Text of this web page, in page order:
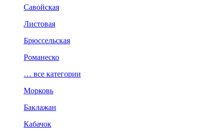
Савойская
Листовая
Брюссельская
Романеско
… все категории
Морковь
Баклажан
Кабачок